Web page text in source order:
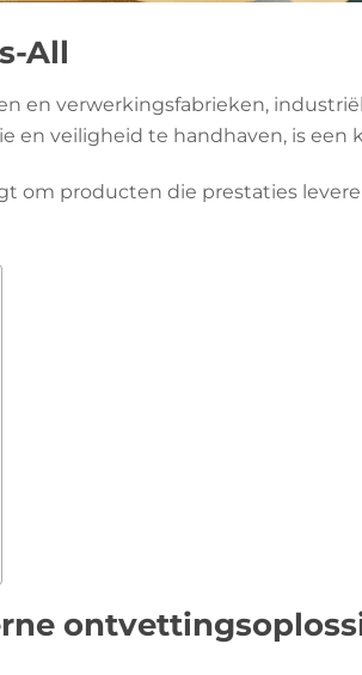
All
en verwerkingsfabrieken,
en veiligheid te handhaven, is een
om producten die prestaties